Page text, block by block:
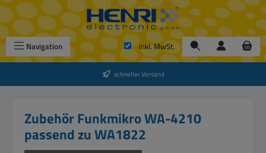
Zum Hauptinhalt springen
Navigation inkl. MwSt.
schneller Versand
Zubehör Funkmikro WA-4210
passend zu WA1822